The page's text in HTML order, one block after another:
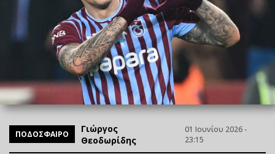
ΠΟΔΟΣΦΑΙΡΟ
Γιώργος
Θεοδωρίδης
01 Ιουνίου 2026 -
23:15